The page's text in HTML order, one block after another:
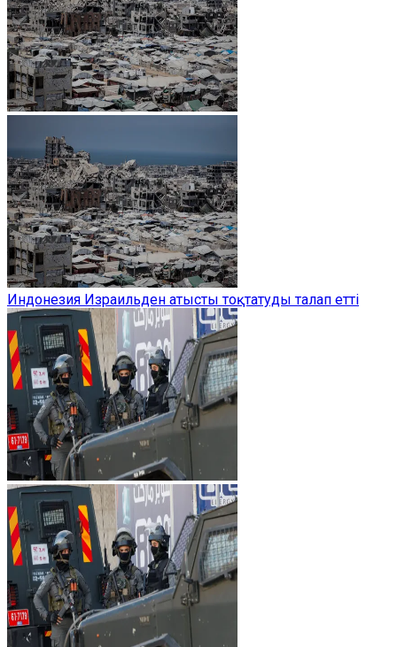
Индонезия Израильден атысты тоқтатуды талап етті